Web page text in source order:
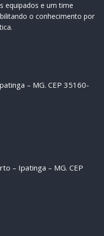
equipados e um time
o conhecimento por
– MG. CEP 35160-
– Ipatinga – MG. CEP